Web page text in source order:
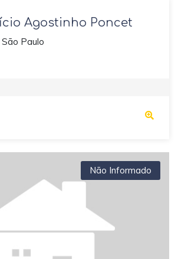
Agostinho Poncet
Paulo
Não Informado